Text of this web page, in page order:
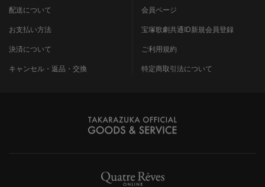
配送について
お支払い方法
決済について
キャンセル・返品・交換
会員ページ
宝塚歌劇共通ID新規会員登録
ご利用規約
特定商取引法について